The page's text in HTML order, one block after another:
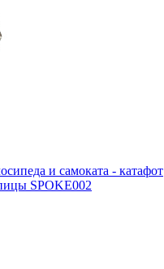
и самоката - катафот
SPOKE002